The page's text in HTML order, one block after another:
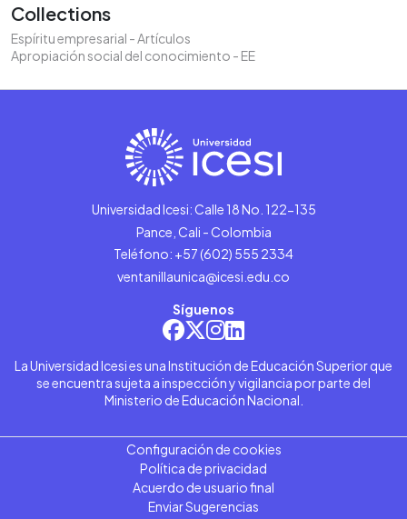
Collections
Espíritu empresarial - Artículos
Apropiación social del conocimiento - EE
Universidad Icesi: Calle 18 No. 122-135
Pance, Cali - Colombia
Teléfono: +57 (602) 555 2334
ventanillaunica@icesi.edu.co
Síguenos
La Universidad Icesi es una Institución de Educación Superior que
se encuentra sujeta a inspección y vigilancia por parte del
Ministerio de Educación Nacional.
Configuración de cookies
Política de privacidad
Acuerdo de usuario final
Enviar Sugerencias